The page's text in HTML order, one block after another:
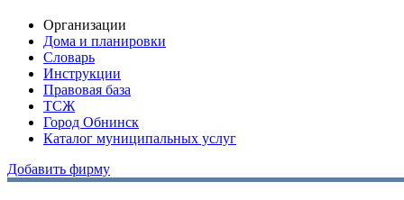
Организации
Дома и планировки
Словарь
Инструкции
Правовая база
ТСЖ
Город Обнинск
Каталог муниципальных услуг
Добавить фирму